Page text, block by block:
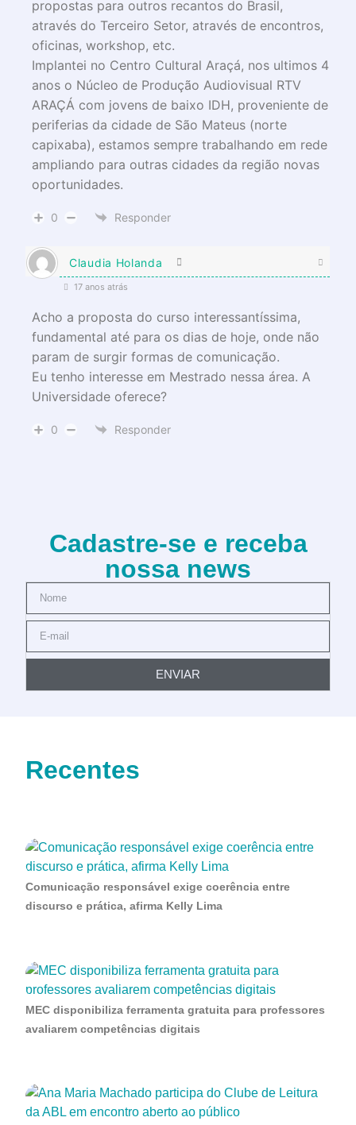
propostas para outros recantos do Brasil,
através do Terceiro Setor, através de encontros,
oficinas, workshop, etc.
Implantei no Centro Cultural Araçá, nos ultimos 4
anos o Núcleo de Produção Audiovisual RTV
ARAÇÁ com jovens de baixo IDH, proveniente de
periferias da cidade de São Mateus (norte
capixaba), estamos sempre trabalhando em rede
ampliando para outras cidades da região novas
oportunidades.
0 Responder
Claudia Holanda
17 anos atrás
Acho a proposta do curso interessantíssima,
fundamental até para os dias de hoje, onde não
param de surgir formas de comunicação.
Eu tenho interesse em Mestrado nessa área. A
Universidade oferece?
0 Responder
Cadastre-se e receba
nossa news
ENVIAR
Recentes
Comunicação responsável exige coerência entre
discurso e prática, afirma Kelly Lima
MEC disponibiliza ferramenta gratuita para professores
avaliarem competências digitais